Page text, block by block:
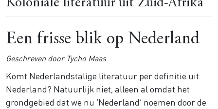
Koloniale literatuur uit Zuid-Afrika
Een frisse blik op Nederland
Geschreven door Tycho Maas
Komt Nederlandstalige literatuur per definitie uit
Nederland? Natuurlijk niet, alleen al omdat het
grondgebied dat we nu ‘Nederland’ noemen door de